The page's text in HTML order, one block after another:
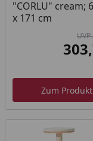
"CORLU" cream;
x 171 cm
Zum Produkt